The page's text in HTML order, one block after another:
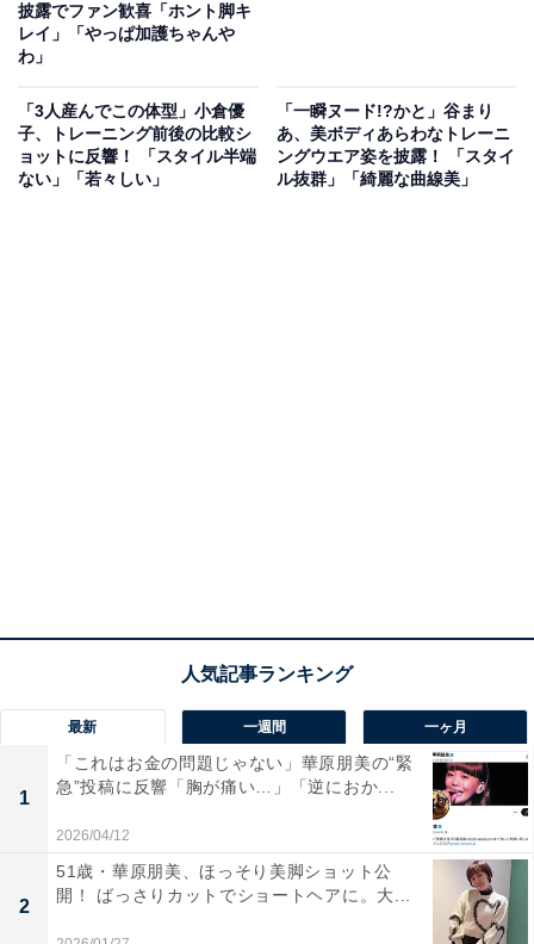
披露でファン歓喜「ホント脚キ
レイ」「やっぱ加護ちゃんや
わ」
「3人産んでこの体型」小倉優
子、トレーニング前後の比較シ
ョットに反響！ 「スタイル半端
ない」「若々しい」
「一瞬ヌード!?かと」谷まり
あ、美ボディあらわなトレーニ
ングウエア姿を披露！ 「スタイ
ル抜群」「綺麗な曲線美」
最新 一週間 一ヶ月
1
「これはお金の問題じゃない」華原朋美の“緊
急”投稿に反響「胸が痛い…」「逆におか...
2026/04/12
2
51歳・華原朋美、ほっそり美脚ショット公
開！ ばっさりカットでショートヘアに。大...